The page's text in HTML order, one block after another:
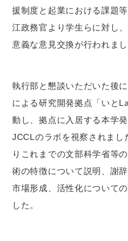
援制度と起業における課題
江政務官より学生らに対し
意義な意見交換が行われまし
執行部と懇談いただいた後
による研究開発拠点「いと
動し、拠点に⼊居する本学
JCCLのラボを視察されまし
りこれまでの文部科学省等
術の特徴について説明、謝
市場形成、活性化について
した。